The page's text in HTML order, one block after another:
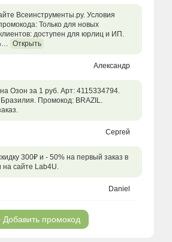
Всеинструменты.ру. Условия
Только для новых
доступен для юрлиц и ИП.
Открыть
Александр
Озон за 1 руб. Арт: 4115334794.
Промокод: BRAZIL.
Сергей
300₽ и - 50% на первый заказ в
сайте Lab4U.
Daniel
Добавить промокод